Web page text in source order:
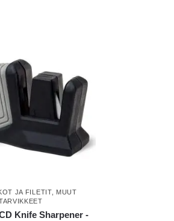
JA FILETIT, MUUT
Knife Sharpener -